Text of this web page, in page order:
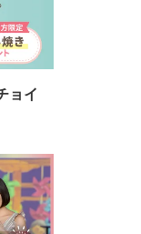
ョイ